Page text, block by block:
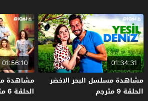
01:34:31
مشاهدة مسلسل البحر الاخضر
الحلقة 9 مترجم
01:56:10
مشاهدة
الحلقة 6 مترجم